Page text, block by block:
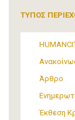
ΜΜΕ
Θεσμικές
Υλικός
Τέχνη
ΤΥΠΟΣ
Άρθρο
Έκθεση